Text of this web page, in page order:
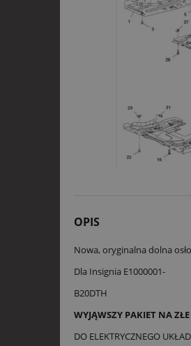
OPIS
Nowa, oryginalna dolna
Dla Insignia E1000001-
B20DTH
WYJĄWSZY PAKIET NA
DO ELEKTRYCZNEGO